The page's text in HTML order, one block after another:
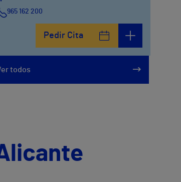
965 162 200
Pedir Cita
todos